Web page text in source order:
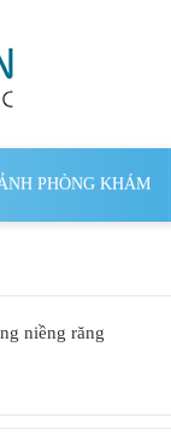
PHÒNG KHÁM
niềng răng